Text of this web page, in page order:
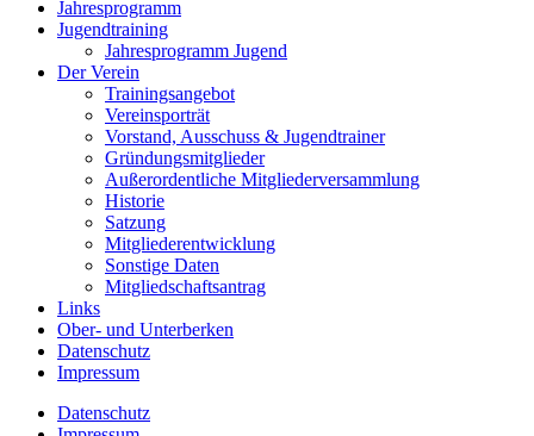
Jahresprogramm
Jugendtraining
Jahresprogramm Jugend
Der Verein
Trainingsangebot
Vereinsporträt
Vorstand, Ausschuss & Jugendtrainer
Gründungsmitglieder
Außerordentliche Mitgliederversammlung
Historie
Satzung
Mitgliederentwicklung
Sonstige Daten
Mitgliedschaftsantrag
Links
Ober- und Unterberken
Datenschutz
Impressum
Datenschutz